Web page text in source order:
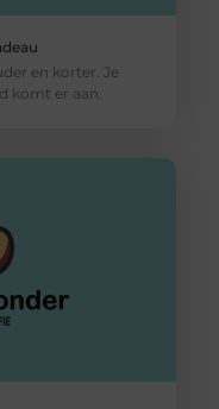
en korter. Je
komt er aan.